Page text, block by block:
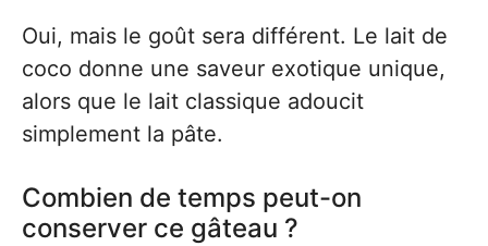
Oui, mais le goût sera différent. Le lait de
coco donne une saveur exotique unique,
alors que le lait classique adoucit
simplement la pâte.
Combien de temps peut-on
conserver ce gâteau ?